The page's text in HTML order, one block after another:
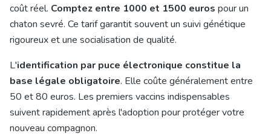
coût réel. Comptez entre 1000 et 1500 euros pour un
chaton sevré. Ce tarif garantit souvent un suivi génétique
rigoureux et une socialisation de qualité.
L'identification par puce électronique constitue la
base légale obligatoire. Elle coûte généralement entre
50 et 80 euros. Les premiers vaccins indispensables
suivent rapidement après l'adoption pour protéger votre
nouveau compagnon.